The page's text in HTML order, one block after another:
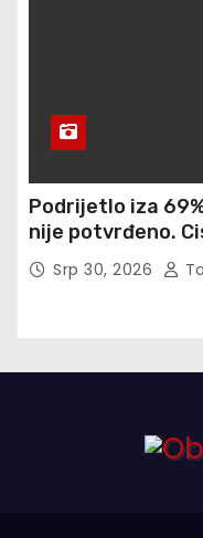
Podrijetlo iza
nije potvrđeno.
900 otisaka
Srp 30, 2026